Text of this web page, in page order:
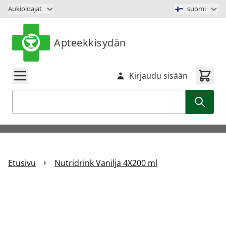
Siirry sisältöön
Aukioloajat suomi
Apteekkisydän
Kirjaudu sisään
Etusivu Nutridrink Vanilja 4X200 ml